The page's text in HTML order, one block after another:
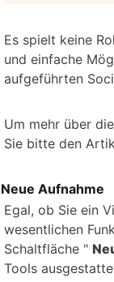
Es spielt keine
und einfache
aufgeführten
Um mehr über
Sie bitte den
Neue Aufnahme
Egal, ob Sie ein
wesentlichen
Schaltfläche "
Tools